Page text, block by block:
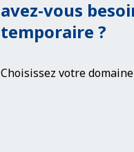
avez-vous
temporaire ?
Choisissez votre